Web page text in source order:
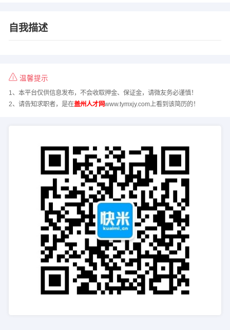
自我描述
温馨提示
1、本平台仅供信息发布，不会收取押金、保证金，请微友务必谨慎！
2、请告知求职者，是在盖州人才网www.tymxjy.com上看到该简历的！